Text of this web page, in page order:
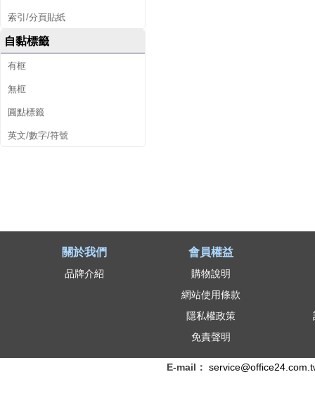
索引/分頁貼紙
自黏標籤
有框
無框
圓點標籤
英文/數字/符號
關於我們
品牌介紹
會員權益
購物說明
網站使用條款
隱私權政策
免責聲明
E-mail：